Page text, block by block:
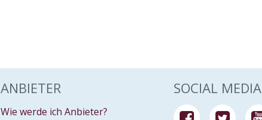
ANBIETER
Wie werde ich Anbieter?
SOCIAL MEDIA